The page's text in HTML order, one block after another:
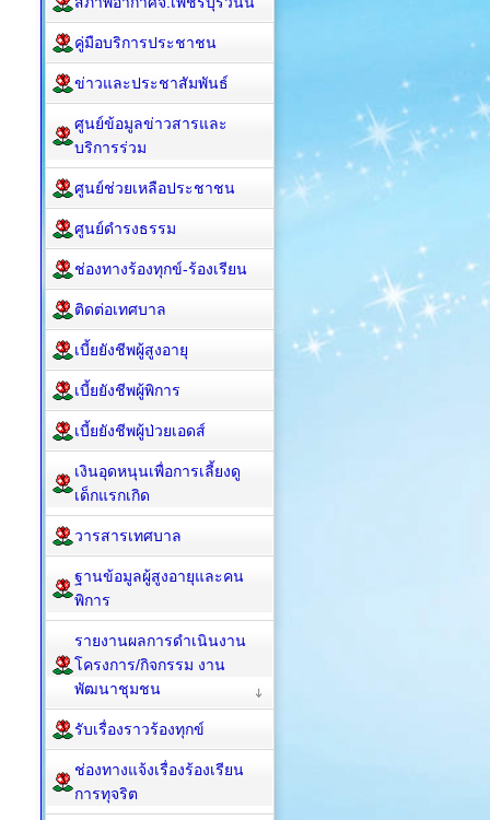
คู่มือบริการประชาชน
ข่าวและประชาสัมพันธ์
ศูนย์ข้อมูลข่าวสารและ
บริการร่วม
ศูนย์ช่วยเหลือประชาชน
ศูนย์ดำรงธรรม
ช่องทางร้องทุกข์-ร้องเรียน
ติดต่อเทศบาล
เบี้ยยังชีพผู้สูงอายุ
เบี้ยยังชีพผู้พิการ
เบี้ยยังชีพผู้ป่วยเอดส์
เงินอุดหนุนเพื่อการเลี้ยงดู
เด็กแรกเกิด
วารสารเทศบาล
ฐานข้อมูลผู้สูงอายุและคน
พิการ
รายงานผลการดำเนินงาน
โครงการ/กิจกรรม งาน
พัฒนาชุมชน
รับเรื่องราวร้องทุกข์
ช่องทางแจ้งเรื่องร้องเรียน
การทุจริต